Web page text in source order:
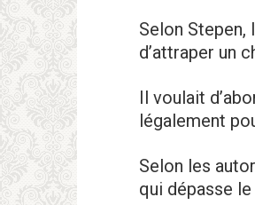
Selon Stepen,
d’attrapеr un
Il voulait
légalement
Selon les
qui dépasse